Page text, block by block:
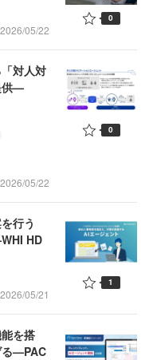
2026/05/22
0
対人対
供—
2026/05/22
0
行う
HD
2026/05/21
1
を搭
る—PAC